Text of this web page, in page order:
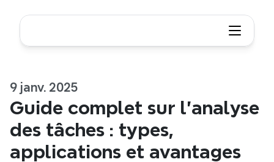
9 janv. 2025
Guide complet sur l'analyse
des tâches : types,
applications et avantages